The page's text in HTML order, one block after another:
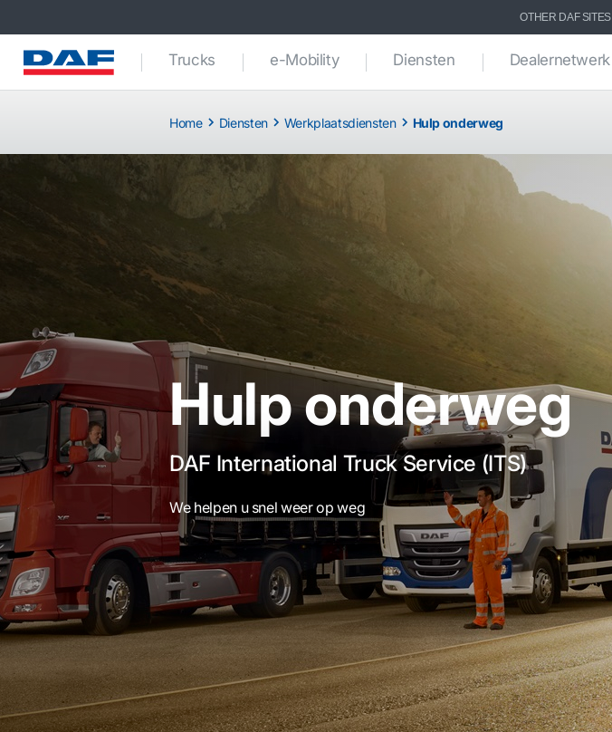
OTHER DAF SITES
Trucks e-Mobility Diensten Dealernetwerk
Home Diensten Werkplaatsdiensten Hulp onderweg
Hulp onderweg
DAF International Truck Service (ITS)
We helpen u snel weer op weg